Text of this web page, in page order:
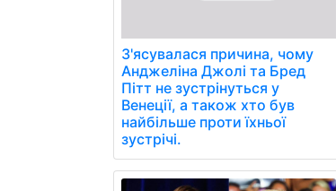
З'ясувалася причина, чому
Анджеліна Джолі та Бред
Пітт не зустрінуться у
Венеції, а також хто був
найбільше проти їхньої
зустрічі.